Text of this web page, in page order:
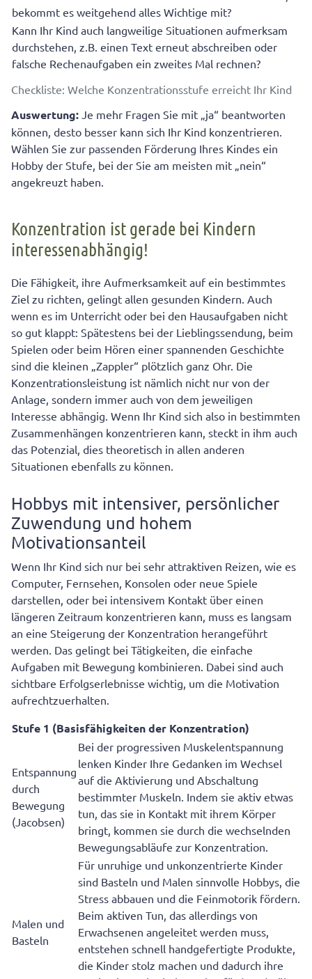
Checkliste: Welche Konzentrationsstufe erreicht Ihr Kind
bekommt es weitgehend alles Wichtige mit?
Kann Ihr Kind auch langweilige Situationen aufmerksam
durchstehen, z.B. einen Text erneut abschreiben oder
falsche Rechenaufgaben ein zweites Mal rechnen?
Auswertung: Je mehr Fragen Sie mit „ja“ beantworten
können, desto besser kann sich Ihr Kind konzentrieren.
Wählen Sie zur passenden Förderung Ihres Kindes ein
Hobby der Stufe, bei der Sie am meisten mit „nein“
angekreuzt haben.
Konzentration ist gerade bei Kindern
interessenabhängig!
Die Fähigkeit, ihre Aufmerksamkeit auf ein bestimmtes
Ziel zu richten, gelingt allen gesunden Kindern. Auch
wenn es im Unterricht oder bei den Hausaufgaben nicht
so gut klappt: Spätestens bei der Lieblingssendung, beim
Spielen oder beim Hören einer spannenden Geschichte
sind die kleinen „Zappler“ plötzlich ganz Ohr. Die
Konzentrationsleistung ist nämlich nicht nur von der
Anlage, sondern immer auch von dem jeweiligen
Interesse abhängig. Wenn Ihr Kind sich also in bestimmten
Zusammenhängen konzentrieren kann, steckt in ihm auch
das Potenzial, dies theoretisch in allen anderen
Situationen ebenfalls zu können.
Hobbys mit intensiver, persönlicher
Zuwendung und hohem
Motivationsanteil
Wenn Ihr Kind sich nur bei sehr attraktiven Reizen, wie es
Computer, Fernsehen, Konsolen oder neue Spiele
darstellen, oder bei intensivem Kontakt über einen
längeren Zeitraum konzentrieren kann, muss es langsam
an eine Steigerung der Konzentration herangeführt
werden. Das gelingt bei Tätigkeiten, die einfache
Aufgaben mit Bewegung kombinieren. Dabei sind auch
sichtbare Erfolgserlebnisse wichtig, um die Motivation
aufrechtzuerhalten.
Stufe 1 (Basisfähigkeiten der Konzentration)
Entspannung
durch
Bewegung
(Jacobsen)
Bei der progressiven Muskelentspannung
lenken Kinder Ihre Gedanken im Wechsel
auf die Aktivierung und Abschaltung
bestimmter Muskeln. Indem sie aktiv etwas
tun, das sie in Kontakt mit ihrem Körper
bringt, kommen sie durch die wechselnden
Bewegungsabläufe zur Konzentration.
Malen und
Basteln
Für unruhige und unkonzentrierte Kinder
sind Basteln und Malen sinnvolle Hobbys, die
Stress abbauen und die Feinmotorik fördern.
Beim aktiven Tun, das allerdings von
Erwachsenen angeleitet werden muss,
entstehen schnell handgefertigte Produkte,
die Kinder stolz machen und dadurch ihre